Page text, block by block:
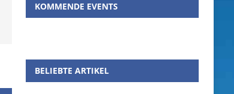
KOMMENDE EVENTS
BELIEBTE ARTIKEL